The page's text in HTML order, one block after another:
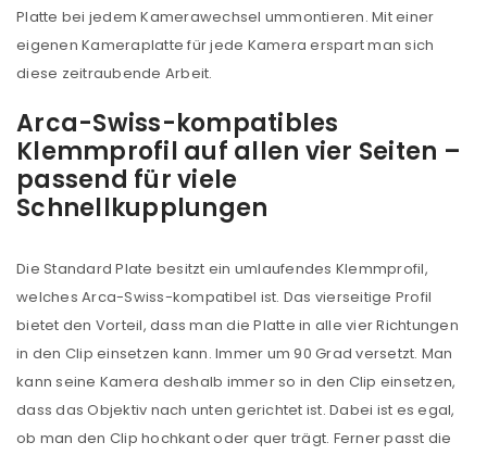
Platte bei jedem Kamerawechsel ummontieren. Mit einer
eigenen Kameraplatte für jede Kamera erspart man sich
diese zeitraubende Arbeit.
Arca-Swiss-kompatibles
Klemmprofil auf allen vier Seiten –
passend für viele
Schnellkupplungen
Die Standard Plate besitzt ein umlaufendes Klemmprofil,
welches Arca-Swiss-kompatibel ist. Das vierseitige Profil
bietet den Vorteil, dass man die Platte in alle vier Richtungen
in den Clip einsetzen kann. Immer um 90 Grad versetzt. Man
kann seine Kamera deshalb immer so in den Clip einsetzen,
dass das Objektiv nach unten gerichtet ist. Dabei ist es egal,
ob man den Clip hochkant oder quer trägt. Ferner passt die